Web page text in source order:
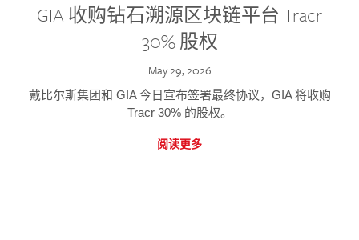
GIA 收购钻石溯源区块链平台 Tracr
30% 股权
May 29, 2026
戴比尔斯集团和 GIA 今日宣布签署最终协议，GIA 将收购
Tracr 30% 的股权。
阅读更多